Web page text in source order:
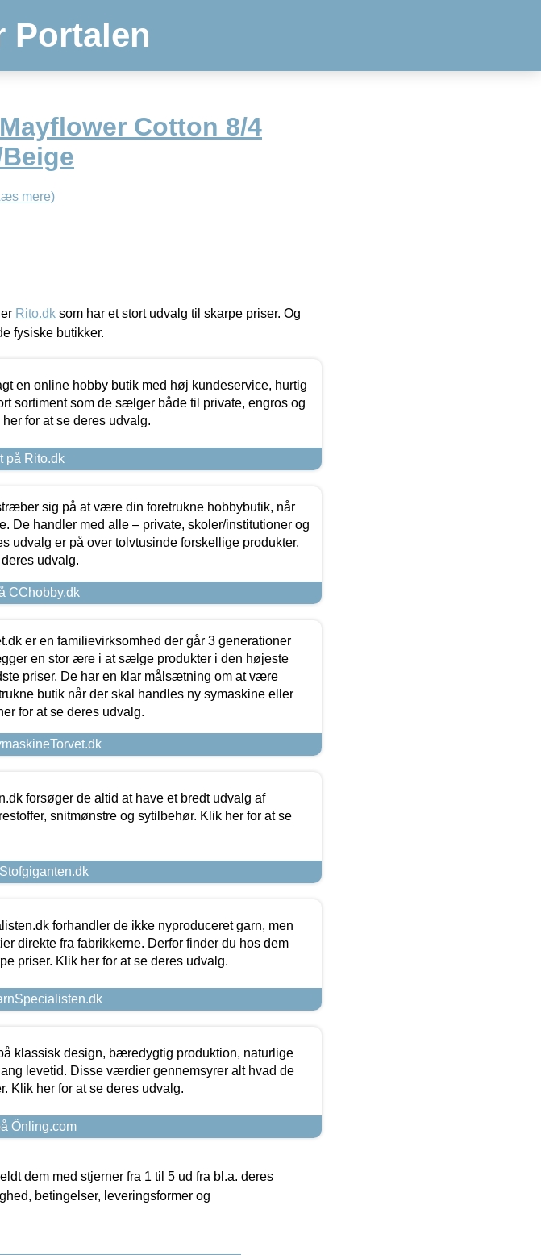
Portalen
Mayflower Cotton 8/4
mere)
Rito.dk som har et stort udvalg til skarpe priser. Og
fysiske butikker.
en online hobby butik med høj kundeservice, hurtig
sortiment som de sælger både til private, engros og
for at se deres udvalg.
på Rito.dk
sig på at være din foretrukne hobbybutik, når
De handler med alle – private, skoler/institutioner og
udvalg er på over tolvtusinde forskellige produkter.
udvalg.
CChobby.dk
er en familievirksomhed der går 3 generationer
en stor ære i at sælge produkter i den højeste
priser. De har en klar målsætning om at være
butik når der skal handles ny symaskine eller
for at se deres udvalg.
forsøger de altid at have et bredt udvalg af
snitmønstre og sytilbehør. Klik her for at se
forhandler de ikke nyproduceret garn, men
direkte fra fabrikkerne. Derfor finder du hos dem
priser. Klik her for at se deres udvalg.
klassisk design, bæredygtig produktion, naturlige
levetid. Disse værdier gennemsyrer alt hvad de
Klik her for at se deres udvalg.
Önling.com
dem med stjerner fra 1 til 5 ud fra bl.a. deres
betingelser, leveringsformer og